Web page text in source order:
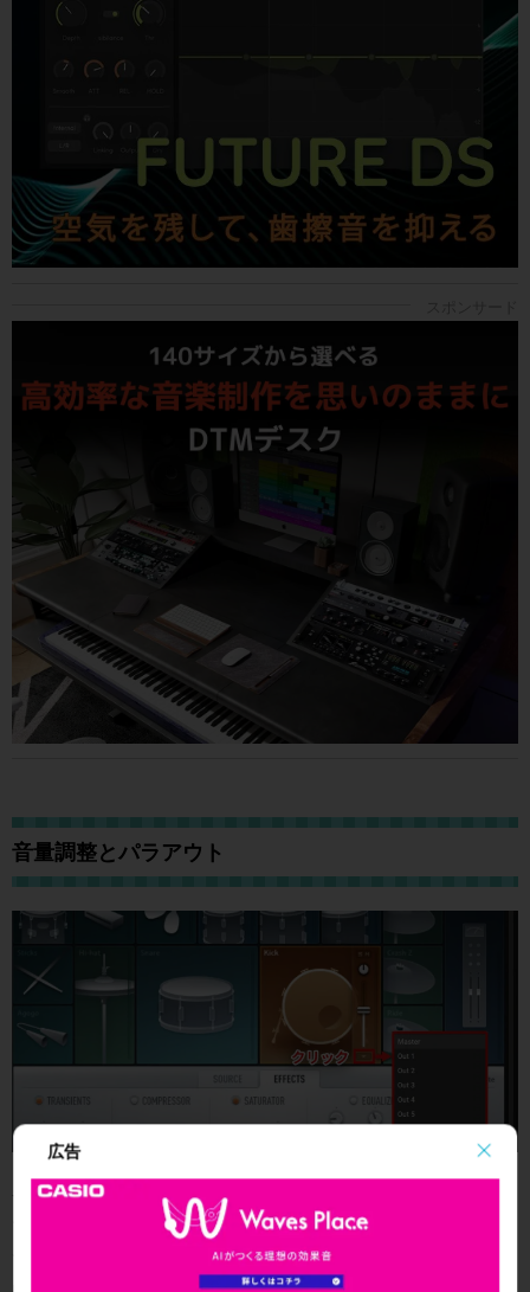
広告
音量調整とパラアウト
各キットは個別にPAN、音量調整を行うことができるだけ
ではなく、赤囲み部分より パラアウトの設定が可能